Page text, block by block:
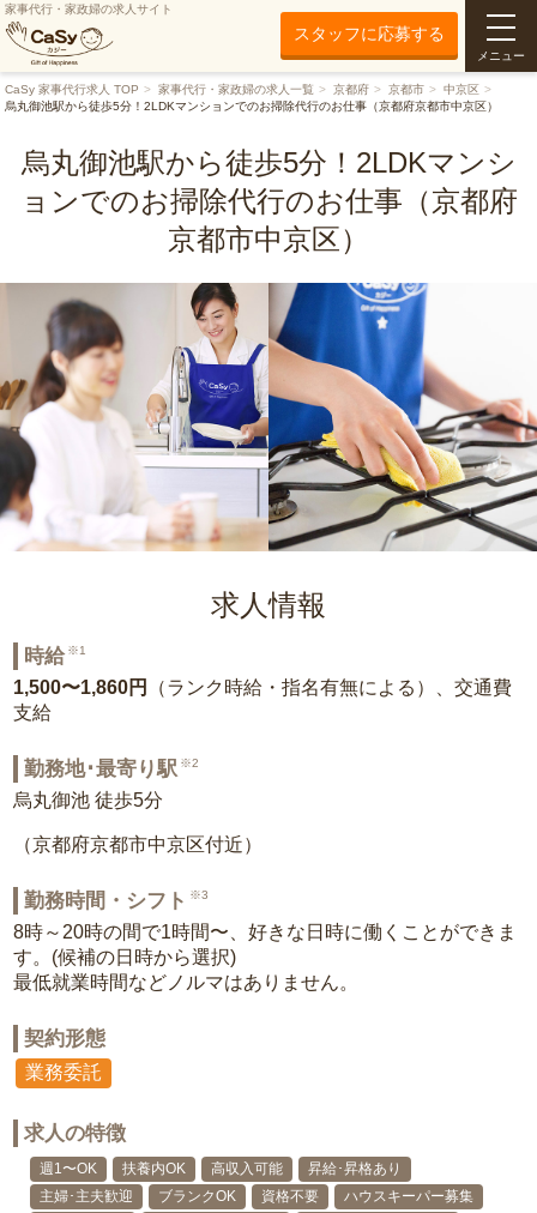
家事代行・家政婦の求人サイト
スタッフに応募する
メニュー
CaSy 家事代行求人 TOP 家事代行・家政婦の求人一覧 京都府 京都市
中京区
烏丸御池駅から徒歩5分！2LDKマンションでのお掃除代行のお仕事（京都府京都市中京区）
烏丸御池駅から徒歩5分！2LDKマンシ
ョンでのお掃除代行のお仕事（京都府
京都市中京区）
求人情報
時給 ※1
1,500〜1,860円
（ランク時給・指名有無による）、交通費
支給
勤務地･最寄り駅 ※2
烏丸御池 徒歩5分
（京都府京都市中京区付近）
勤務時間・シフト ※3
8時～20時の間で1時間〜、好きな日時に働くことができま
す。(候補の日時から選択)
最低就業時間などノルマはありません。
契約形態
業務委託
求人の特徴
週1〜OK 扶養内OK 高収入可能
昇給･昇格あり
主婦･主夫歓迎
ブランクOK 資格不要
ハウスキーパー募集